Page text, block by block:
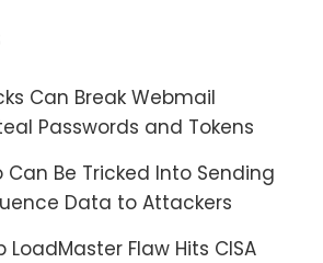
Can Break Webmail
Passwords and Tokens
Can Be Tricked Into Sending
Data to Attackers
LoadMaster Flaw Hits CISA